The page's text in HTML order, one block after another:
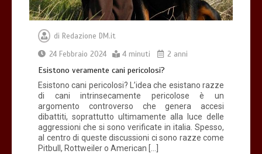
di Redazione DM.it
24 Febbraio 2024
4 minuti 2 anni
Esistono veramente cani pericolosi?
Esistono cani pericolosi? L’idea che esistano razze
di cani intrinsecamente pericolose è un
argomento controverso che genera accesi
dibattiti, soprattutto ultimamente alla luce delle
aggressioni che si sono verificate in italia. Spesso,
al centro di queste discussioni ci sono razze come
Pitbull, Rottweiler o American […]